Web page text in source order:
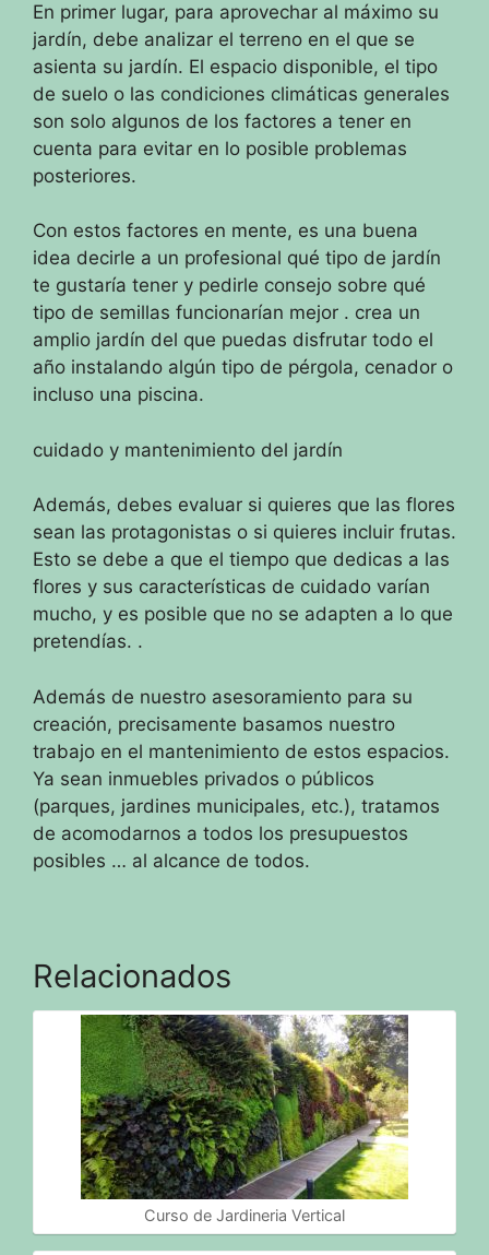
En primer lugar, para aprovechar al máximo su
jardín, debe analizar el terreno en el que se
asienta su jardín. El espacio disponible, el tipo
de suelo o las condiciones climáticas generales
son solo algunos de los factores a tener en
cuenta para evitar en lo posible problemas
posteriores.
Con estos factores en mente, es una buena
idea decirle a un profesional qué tipo de jardín
te gustaría tener y pedirle consejo sobre qué
tipo de semillas funcionarían mejor . crea un
amplio jardín del que puedas disfrutar todo el
año instalando algún tipo de pérgola, cenador o
incluso una piscina.
cuidado y mantenimiento del jardín
Además, debes evaluar si quieres que las flores
sean las protagonistas o si quieres incluir frutas.
Esto se debe a que el tiempo que dedicas a las
flores y sus características de cuidado varían
mucho, y es posible que no se adapten a lo que
pretendías. .
Además de nuestro asesoramiento para su
creación, precisamente basamos nuestro
trabajo en el mantenimiento de estos espacios.
Ya sean inmuebles privados o públicos
(parques, jardines municipales, etc.), tratamos
de acomodarnos a todos los presupuestos
posibles … al alcance de todos.
Relacionados
Curso de Jardineria Vertical